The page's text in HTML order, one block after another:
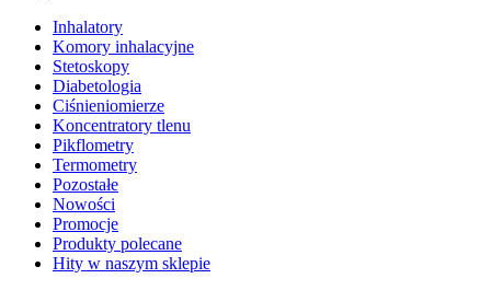
Inhalatory
Komory inhalacyjne
Stetoskopy
Diabetologia
Ciśnieniomierze
Koncentratory tlenu
Pikflometry
Termometry
Pozostałe
Nowości
Promocje
Produkty polecane
Hity w naszym sklepie